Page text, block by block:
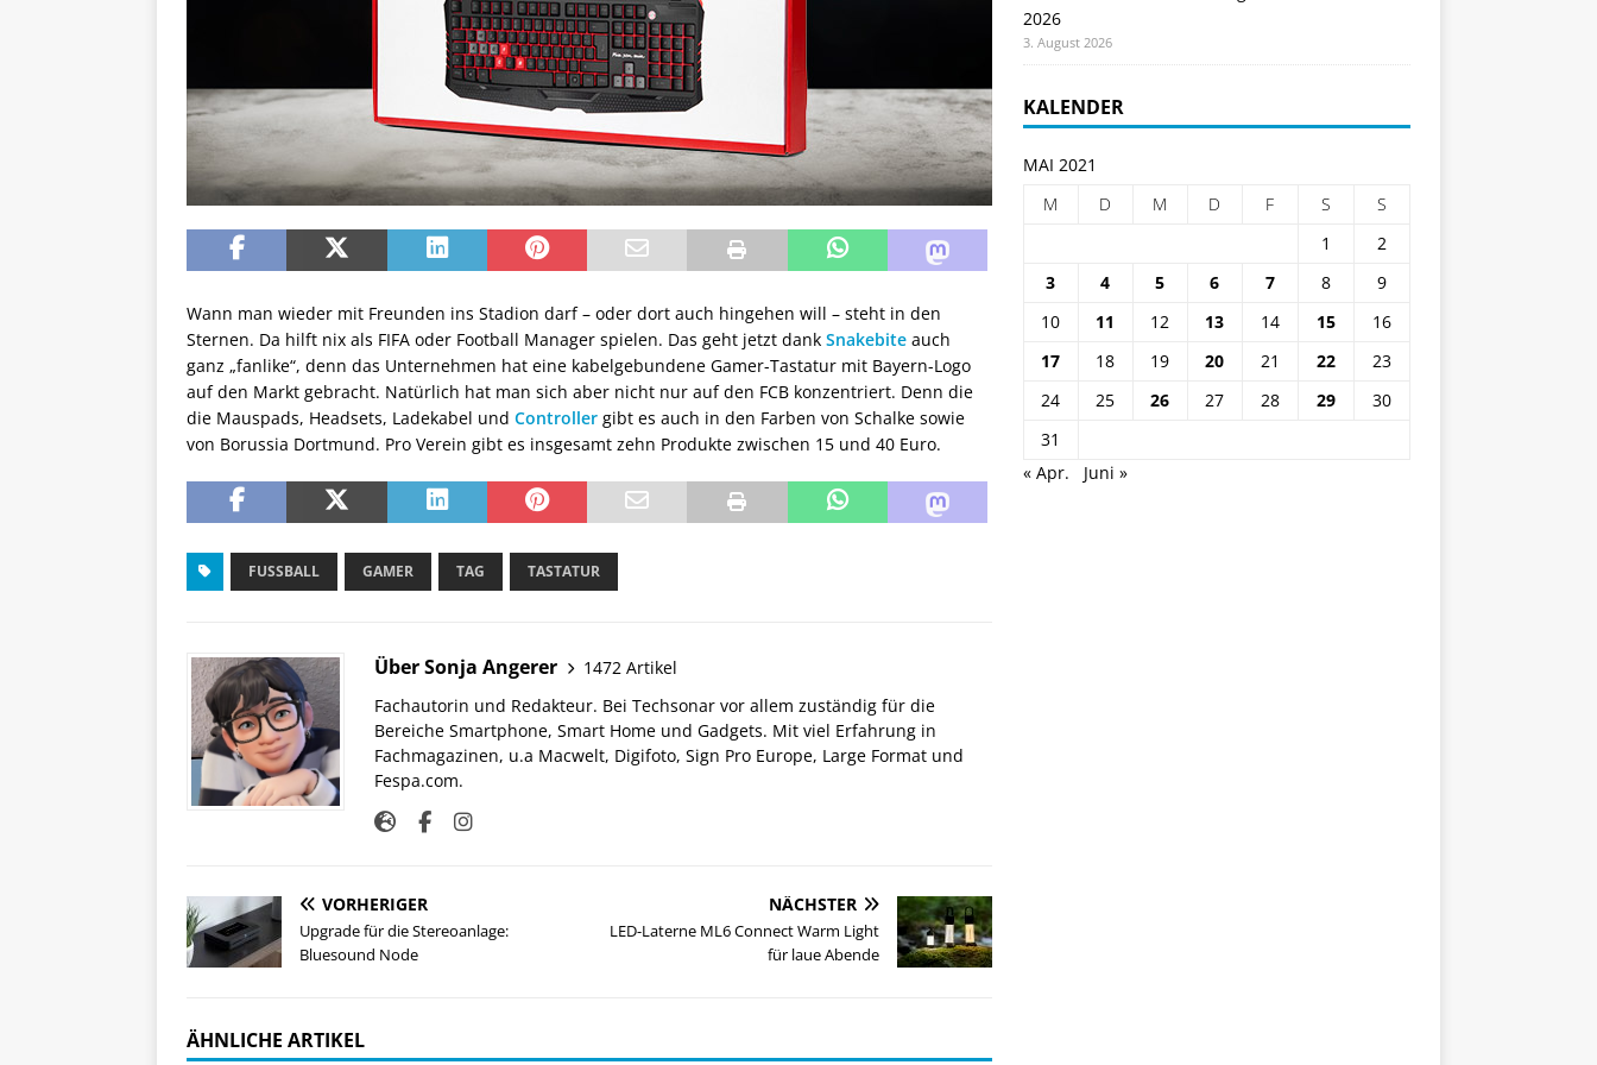
Wann man wieder mit Freunden ins Stadion darf – oder dort auch hingehen will – steht in den
Sternen. Da hilft nix als FIFA oder Football Manager spielen. Das geht jetzt dank Snakebite auch
ganz „fanlike“, denn das Unternehmen hat eine kabelgebundene Gamer-Tastatur mit Bayern-Logo
auf den Markt gebracht. Natürlich hat man sich aber nicht nur auf den FCB konzentriert. Denn die
die Mauspads, Headsets, Ladekabel und Controller gibt es auch in den Farben von Schalke sowie
von Borussia Dortmund. Pro Verein gibt es insgesamt zehn Produkte zwischen 15 und 40 Euro.
FUSSBALL GAMER TAG TASTATUR
Über Sonja Angerer
1472 Artikel
Fachautorin und Redakteur. Bei Techsonar vor allem zuständig für die
Bereiche Smartphone, Smart Home und Gadgets. Mit viel Erfahrung in
Fachmagazinen, u.a Macwelt, Digifoto, Sign Pro Europe, Large Format und
Fespa.com.
VORHERIGER
Upgrade für die Stereoanlage:
Bluesound Node
NÄCHSTER
LED-Laterne ML6 Connect Warm Light
für laue Abende
ÄHNLICHE ARTIKEL
2026
3. August 2026
KALENDER
MAI 2021
M
D M D F S
S
1
2
3
4 5 6 7 8
9
10
11 12 13 14 15
16
17
18 19 20 21 22
23
24
25 26 27 28 29
30
31
« Apr.
Juni »